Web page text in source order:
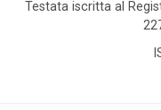
Testata iscritta al